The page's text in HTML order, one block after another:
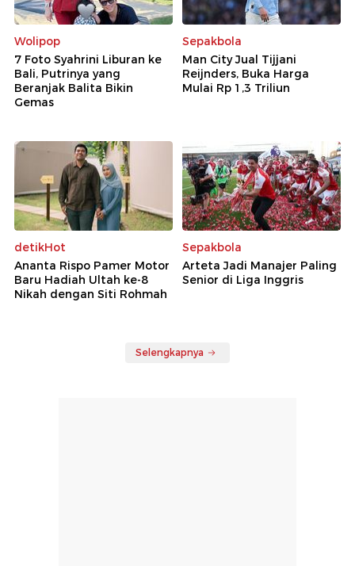
Wolipop
7 Foto Syahrini Liburan ke
Bali, Putrinya yang
Beranjak Balita Bikin
Gemas
Sepakbola
Man City Jual Tijjani
Reijnders, Buka Harga
Mulai Rp 1,3 Triliun
detikHot
Ananta Rispo Pamer Motor
Baru Hadiah Ultah ke-8
Nikah dengan Siti Rohmah
Sepakbola
Arteta Jadi Manajer Paling
Senior di Liga Inggris
Selengkapnya